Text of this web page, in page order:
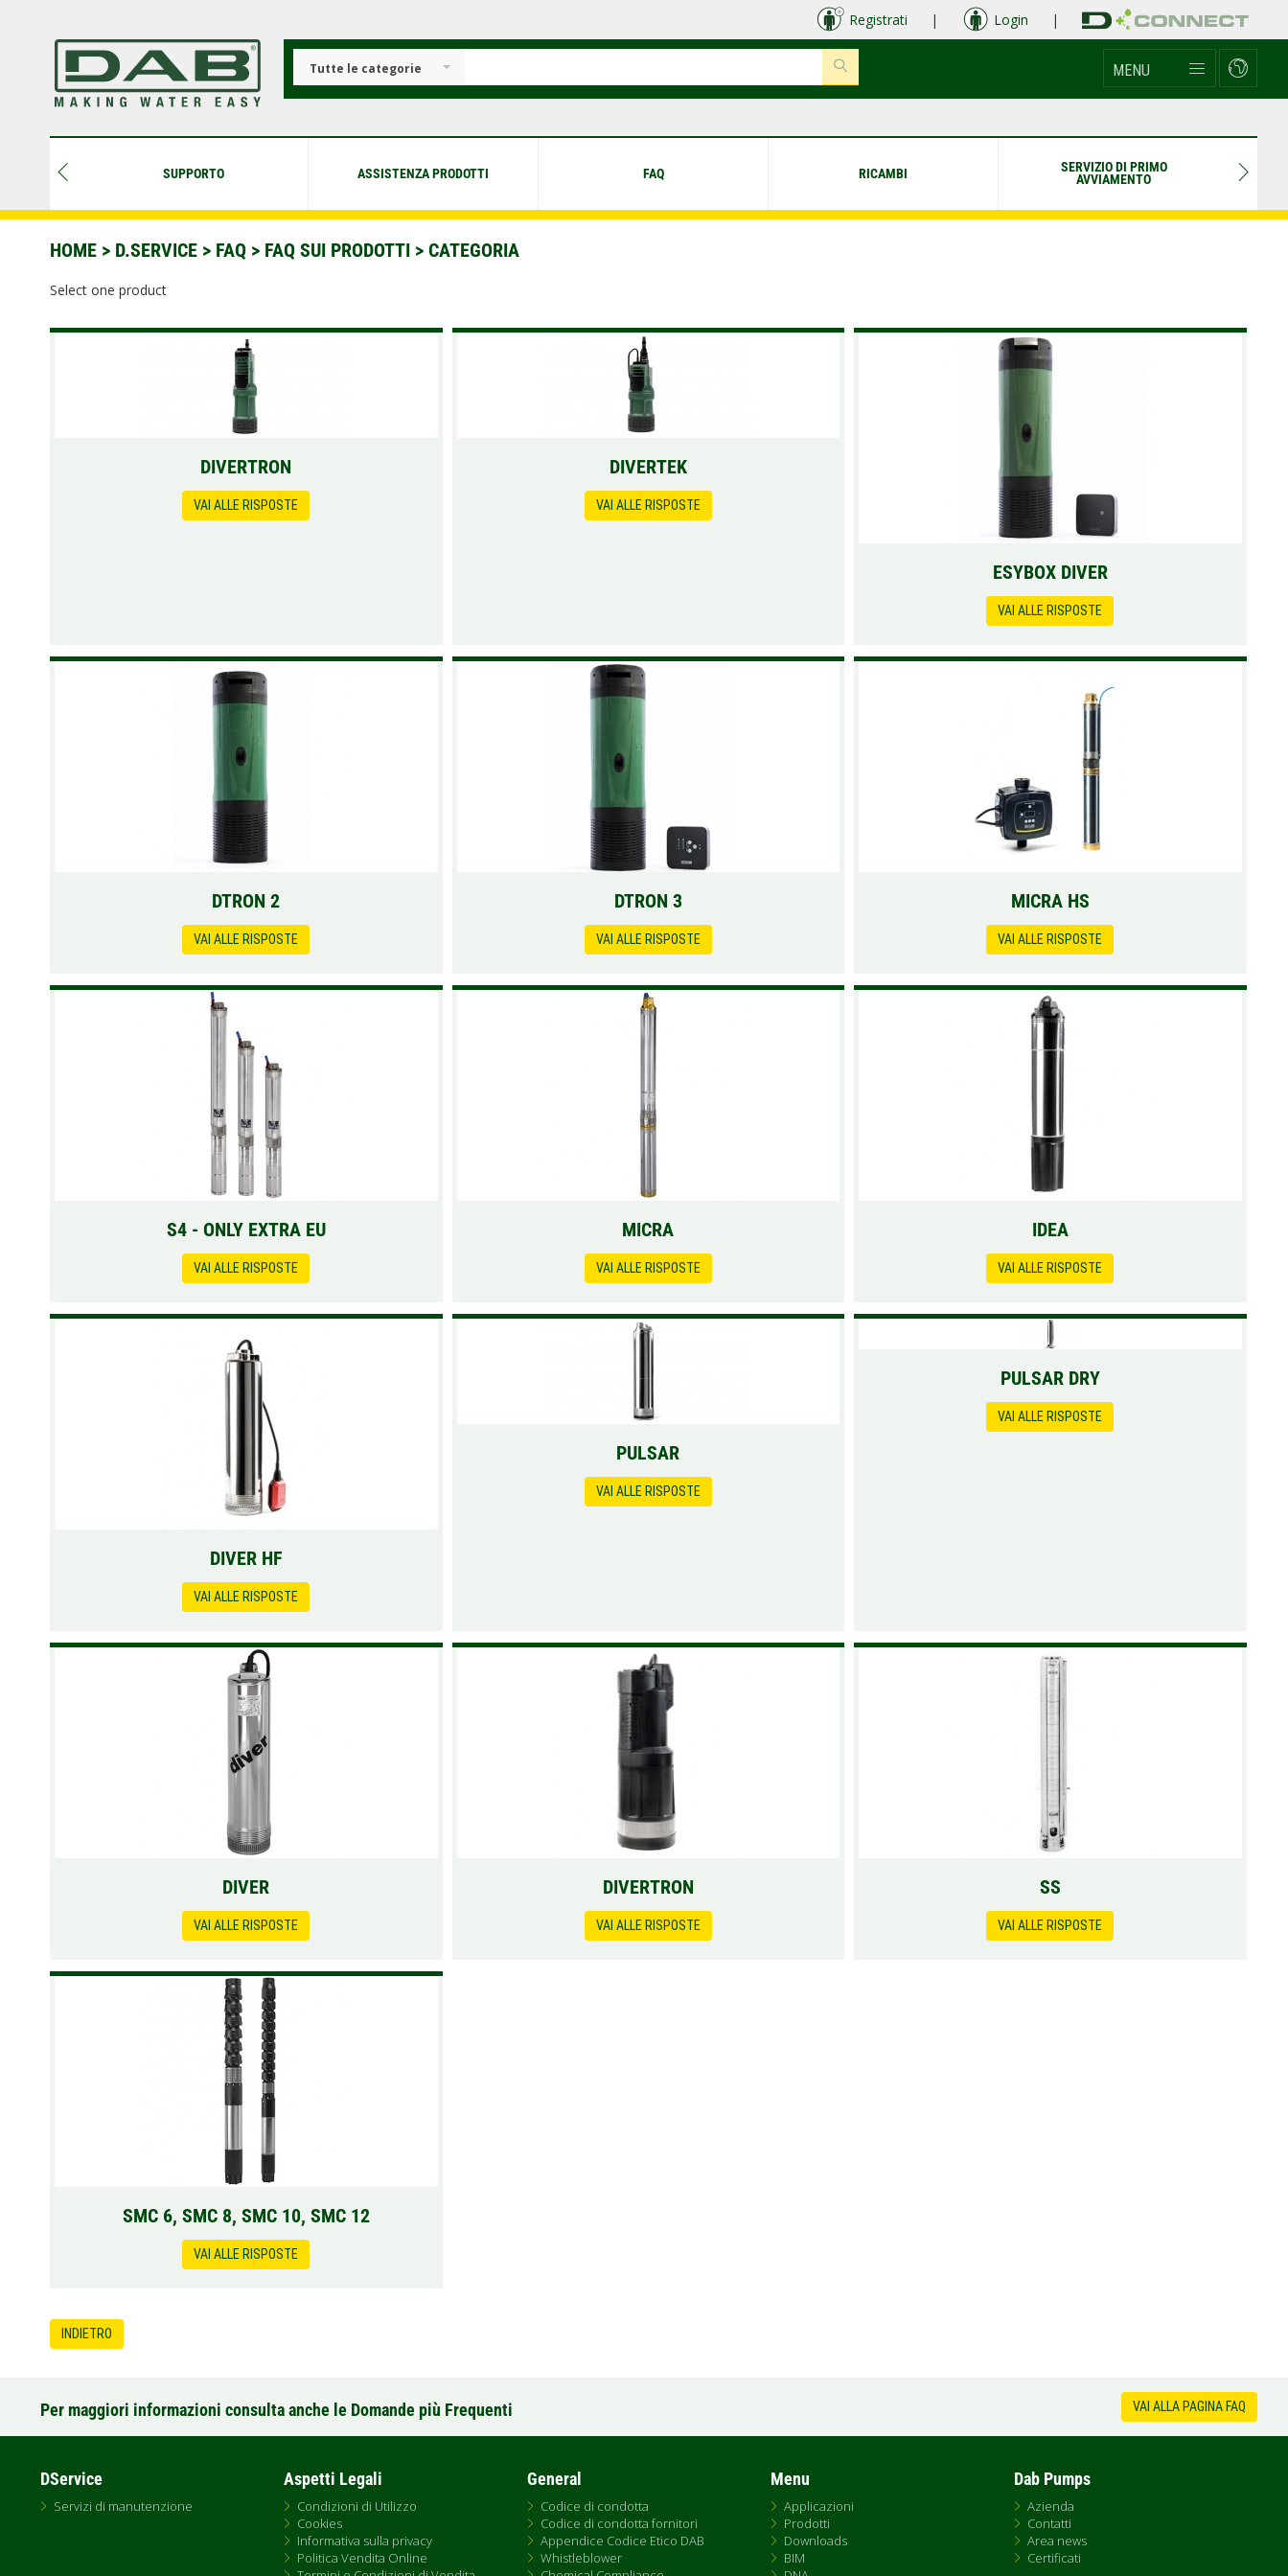
contenuto
Registrati | Login |
Tutte le categorie MENU
SUPPORTO ASSISTENZA PRODOTTI FAQ RICAMBI
SERVIZIO DI PRIMO
AVVIAMENTO
HOME > D.SERVICE > FAQ > FAQ SUI PRODOTTI > CATEGORIA
Select one product
DIVERTRON
VAI ALLE RISPOSTE
DIVERTEK
VAI ALLE RISPOSTE
ESYBOX DIVER
VAI ALLE RISPOSTE
DTRON 2
VAI ALLE RISPOSTE
DTRON 3
VAI ALLE RISPOSTE
MICRA HS
VAI ALLE RISPOSTE
S4 - ONLY EXTRA EU
VAI ALLE RISPOSTE
MICRA
VAI ALLE RISPOSTE
IDEA
VAI ALLE RISPOSTE
DIVER HF
VAI ALLE RISPOSTE
PULSAR
VAI ALLE RISPOSTE
PULSAR DRY
VAI ALLE RISPOSTE
DIVER
VAI ALLE RISPOSTE
DIVERTRON
VAI ALLE RISPOSTE
SS
VAI ALLE RISPOSTE
SMC 6, SMC 8, SMC 10, SMC 12
VAI ALLE RISPOSTE
INDIETRO
Per maggiori informazioni consulta anche le Domande più Frequenti VAI ALLA PAGINA FAQ
DService
Servizi di manutenzione
Aspetti Legali
Condizioni di Utilizzo
Cookies
Informativa sulla privacy
Politica Vendita Online
General
Codice di condotta
Codice di condotta fornitori
Appendice Codice Etico DAB
Whistleblower
Menu
Applicazioni
Prodotti
Downloads
BIM
Dab Pumps
Azienda
Contatti
Area news
Certificati